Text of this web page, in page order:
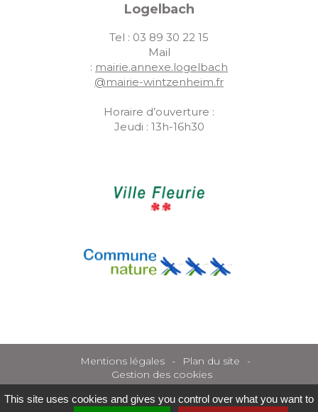
Logelbach
Tel : 03 89 30 22 15
Mail
: mairie.annexe.logelbach
@mairie-wintzenheim.fr
Horaire d’ouverture :
Jeudi : 13h-16h30
Mentions légales
Plan du site
Gestion des cookies
This site uses cookies and gives you control over what you want to